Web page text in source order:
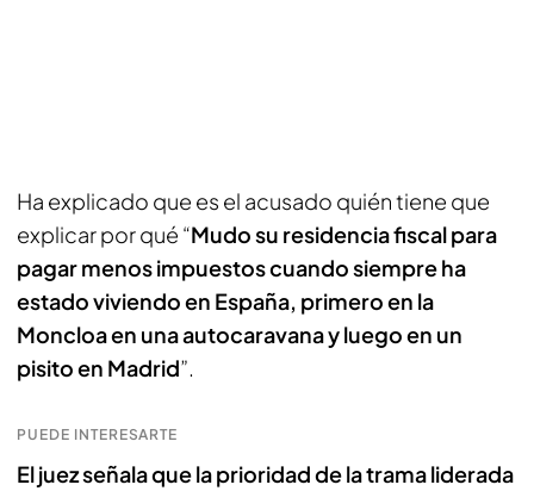
Ha explicado que es el acusado quién tiene que
explicar por qué “Mudo su residencia fiscal para
pagar menos impuestos cuando siempre ha
estado viviendo en España, primero en la
Moncloa en una autocaravana y luego en un
pisito en Madrid”.
PUEDE INTERESARTE
El juez señala que la prioridad de la trama liderada